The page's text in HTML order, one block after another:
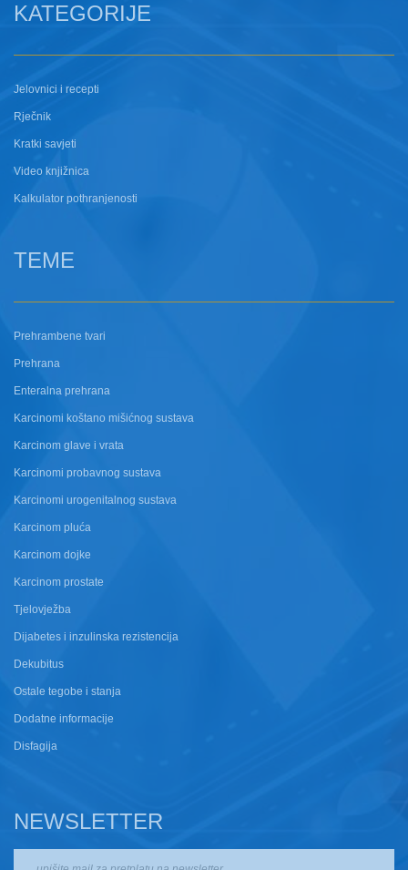
KATEGORIJE
Jelovnici i recepti
Rječnik
Kratki savjeti
Video knjižnica
Kalkulator pothranjenosti
TEME
Prehrambene tvari
Prehrana
Enteralna prehrana
Karcinomi koštano mišićnog sustava
Karcinom glave i vrata
Karcinomi probavnog sustava
Karcinomi urogenitalnog sustava
Karcinom pluća
Karcinom dojke
Karcinom prostate
Tjelovježba
Dijabetes i inzulinska rezistencija
Dekubitus
Ostale tegobe i stanja
Dodatne informacije
Disfagija
NEWSLETTER